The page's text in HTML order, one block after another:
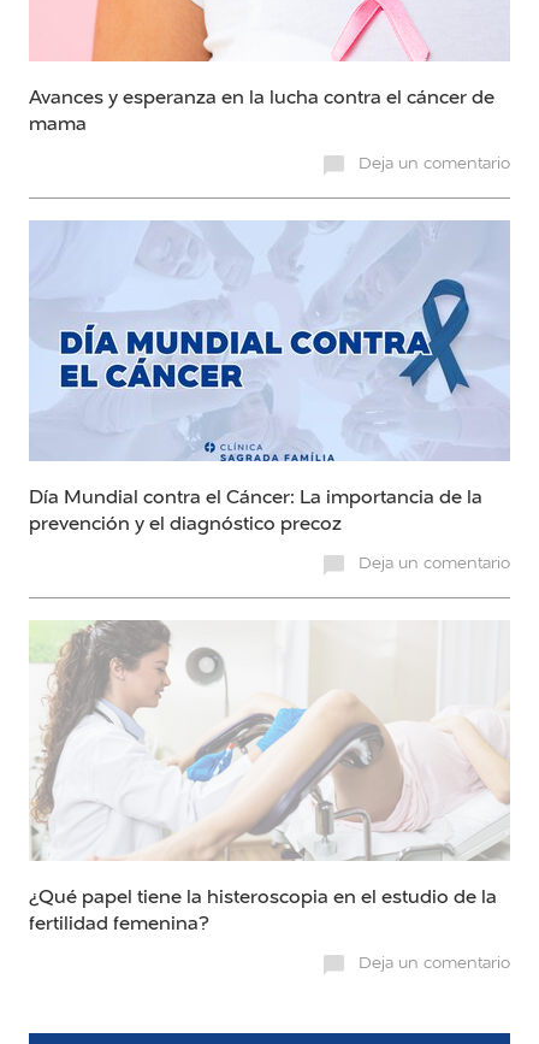
Avances y esperanza en la lucha contra el cáncer de
mama
Deja un comentario
Día Mundial contra el Cáncer: La importancia de la
prevención y el diagnóstico precoz
Deja un comentario
¿Qué papel tiene la histeroscopia en el estudio de la
fertilidad femenina?
Deja un comentario